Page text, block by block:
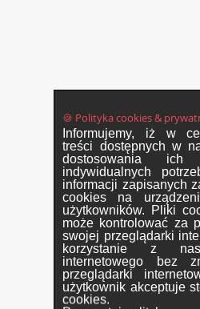
🍪 Polityka cookies &
Informujemy, iż w
treści dostępnych w
dostosowania
indywidualnych
informacji zapisanych
cookies na
użytkowników. Pliki
może kontrolować za
swojej przeglądarki
korzystanie z
internetowego bez
przeglądarki
użytkownik akceptuje
cookies.